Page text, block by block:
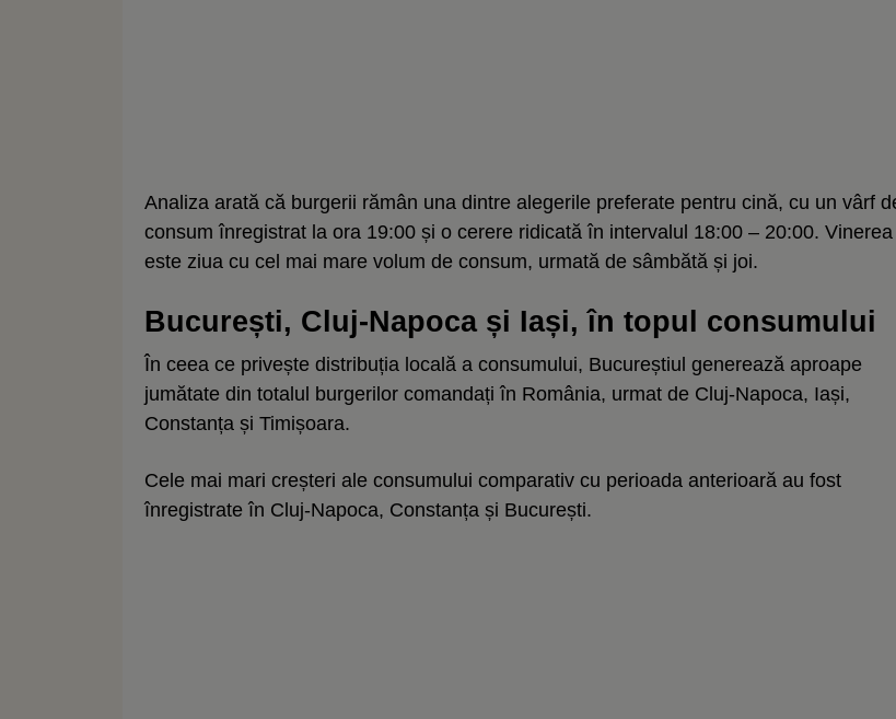
Analiza arată că burgerii rămân una dintre alegerile preferate pentru cină, cu un vârf
consum înregistrat la ora 19:00 și o cerere ridicată în intervalul 18:00 – 20:00. Vinerea
este ziua cu cel mai mare volum de consum, urmată de sâmbătă și joi.
București, Cluj-Napoca și Iași, în topul consumului
În ceea ce privește distribuția locală a consumului, Bucureștiul generează aproape
jumătate din totalul burgerilor comandați în România, urmat de Cluj-Napoca, Iași,
Constanța și Timișoara.
Cele mai mari creșteri ale consumului comparativ cu perioada anterioară au fost
înregistrate în Cluj-Napoca, Constanța și București.